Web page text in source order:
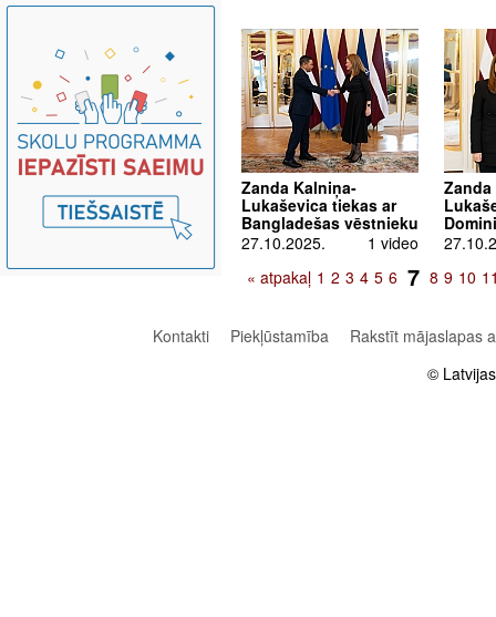
Zanda Kalniņa-
Lukaševica tiekas ar
Bangladešas vēstnieku
27.10.2025.
1 video
« atpakaļ 1 2 3 4 5 6 7 8 9 10
Kontakti Piekļūstamība
Rakstīt mājaslapas
©